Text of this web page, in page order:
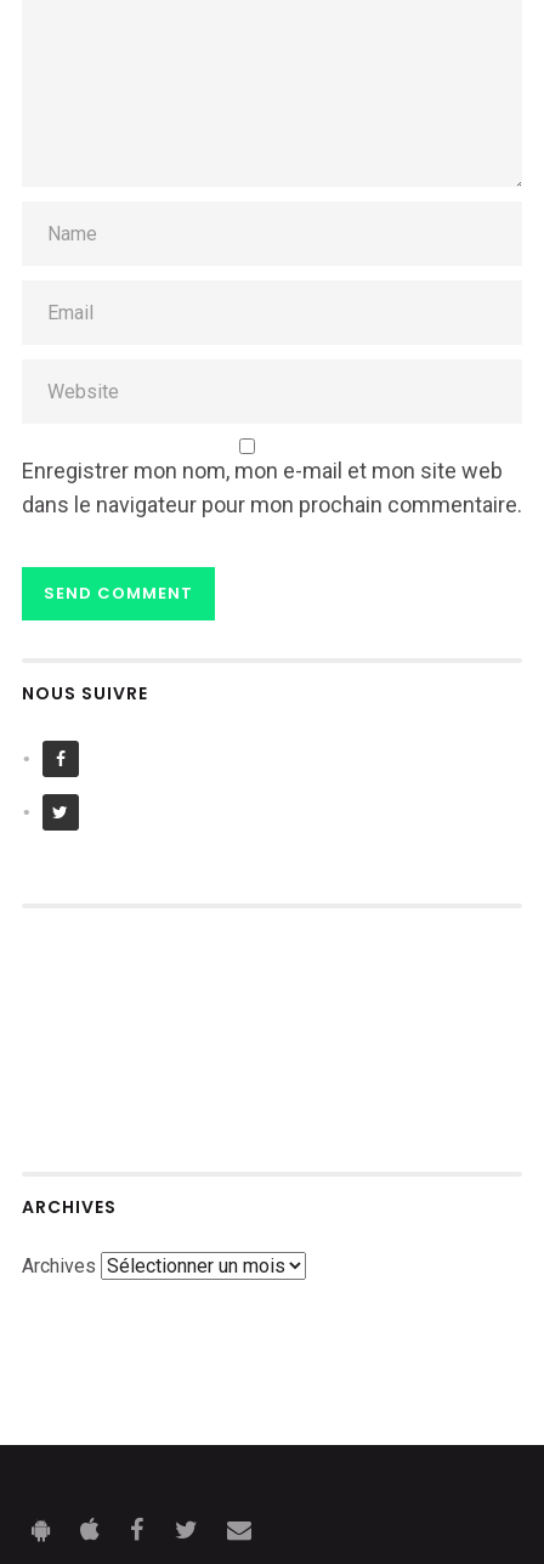
Enregistrer mon nom, mon e-mail et mon site web
dans le navigateur pour mon prochain commentaire.
NOUS SUIVRE
ARCHIVES
Archives